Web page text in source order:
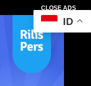
CLOSE ADS
ID